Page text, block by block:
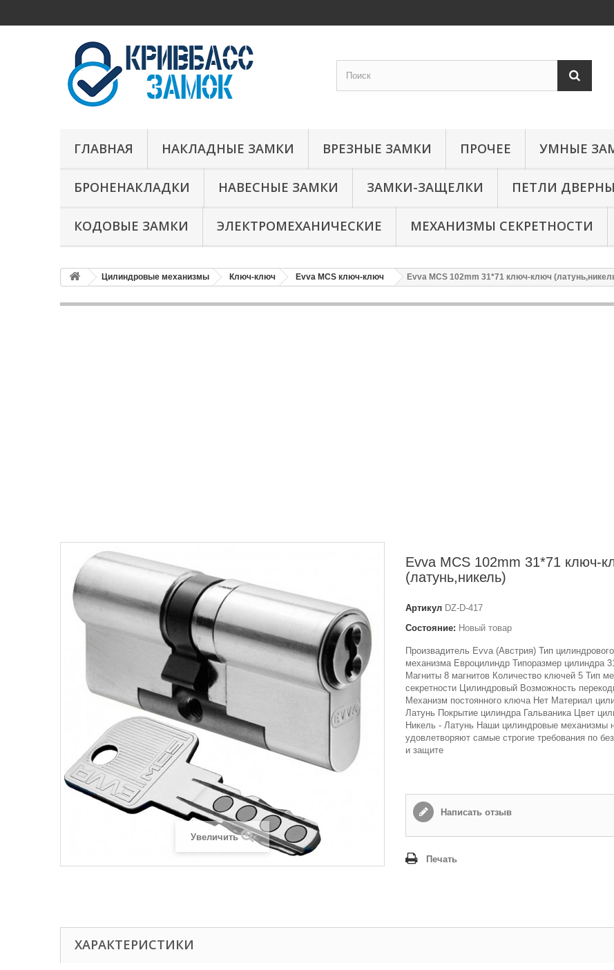
ГЛАВНАЯ НАКЛАДНЫЕ ЗАМКИ ВРЕЗНЫЕ ЗАМКИ ПРОЧЕЕ УМНЫЕ
БРОНЕНАКЛАДКИ НАВЕСНЫЕ ЗАМКИ ЗАМКИ-ЗАЩЕЛКИ ПЕТЛИ
КОДОВЫЕ ЗАМКИ ЭЛЕКТРОМЕХАНИЧЕСКИЕ МЕХАНИЗМЫ СЕКРЕТНОСТИ
Цилиндровые механизмы Ключ-ключ Evva MCS ключ-ключ Evva MCS 102mm 31*71 ключ-ключ
Увеличить
Evva MCS 102mm 31*71 ключ-
(латунь,никель)
Артикул DZ-D-417
Состояние: Новый товар
Произвадитель Evva (Австрия) Тип цилиндрового
механизма Евроцилиндр Типоразмер цилиндра
Магниты 8 магнитов Количество ключей 5 Тип
секретности Цилиндровый Возможность
Механизм постоянного ключа Нет Материал
Латунь Покрытие цилиндра Гальваника Цвет
Никель - Латунь Наши цилиндровые механизмы
удовлетворяют самые строгие требования по
и защите
Написать отзыв
Печать
ХАРАКТЕРИСТИКИ